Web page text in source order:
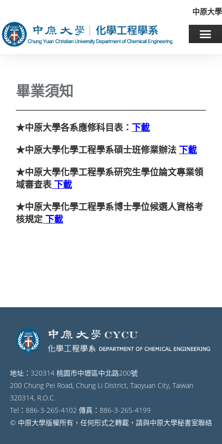
中原大學
畢業須知
★中原大學各系應修科目表： 下載
★中原大學化學工程學系碩士班修業辦法 下載
★中原大學化學工程學系研究生學位論文專業領
域審查表 下載
★中原大學化學工程學系博士學位候選人資格考
核規定 下載
地址：320314 桃園市中壢區中北路200號
200 Chung Pei Road, Chung Li District, Taoyuan City, Taiwan
320314, R.O.C.
Tel：886-3-265-4102 傳真：886-3-265-4199
© 中原大學版權所有，任何形式之轉載，請與中原大學秘書室聯絡